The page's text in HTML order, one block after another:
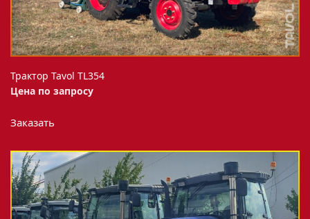
Трактор Tavol TL354
Цена по запросу
Заказать